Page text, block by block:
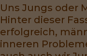
Uns Jungs oder
Hinter dieser
erfolgreich,
inneren